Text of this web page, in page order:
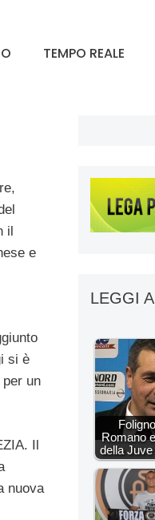
TEMPO REALE
il
e
si è
un
Il
nuova
LEGGI
Romano
della